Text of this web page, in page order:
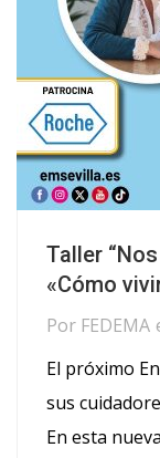
Taller
«Cómo
Por FEDEMA
El próximo
sus
En esta